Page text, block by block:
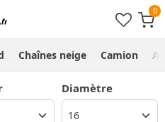
Chaînes neige Camion
Diamètre